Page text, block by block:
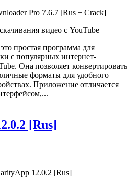
видео с YouTube
простая программа для
с популярных интернет-
Она позволяет конвертировать
форматы для удобного
Приложение отличается
[Rus]